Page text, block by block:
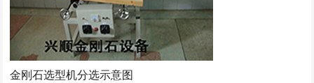
金刚石选型机分选示意图